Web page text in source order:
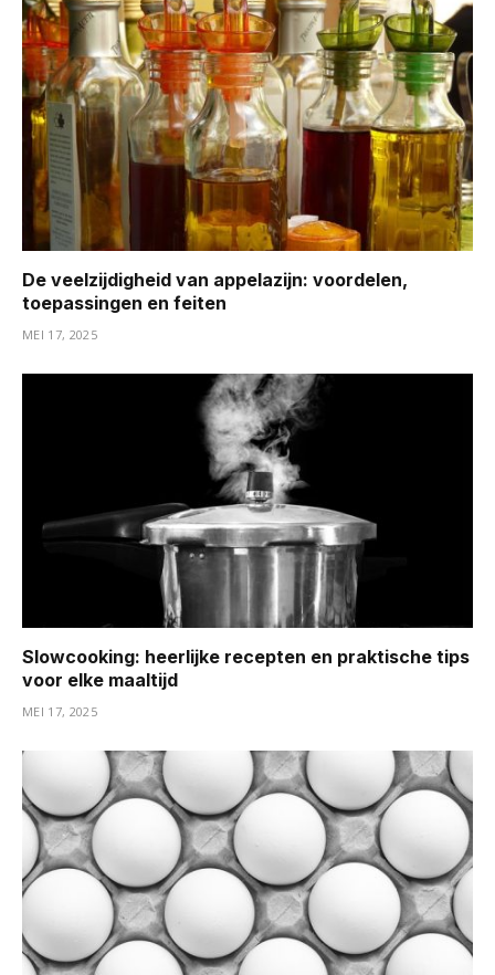
De veelzijdigheid van appelazijn: voordelen,
toepassingen en feiten
MEI 17, 2025
Slowcooking: heerlijke recepten en praktische tips
voor elke maaltijd
MEI 17, 2025